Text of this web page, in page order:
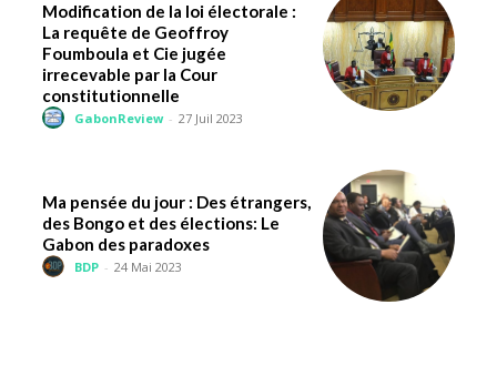
Modification de la loi électorale :
La requête de Geoffroy
Foumboula et Cie jugée
irrecevable par la Cour
constitutionnelle
GabonReview - 27 Juil 2023
Ma pensée du jour : Des étrangers,
des Bongo et des élections: Le
Gabon des paradoxes
BDP - 24 Mai 2023